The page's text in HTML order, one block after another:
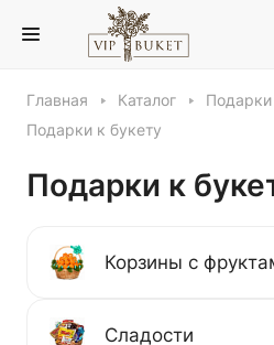
Главная Каталог
Подарки
Подарки к букету
Подарки к
Корзины с
Сладости